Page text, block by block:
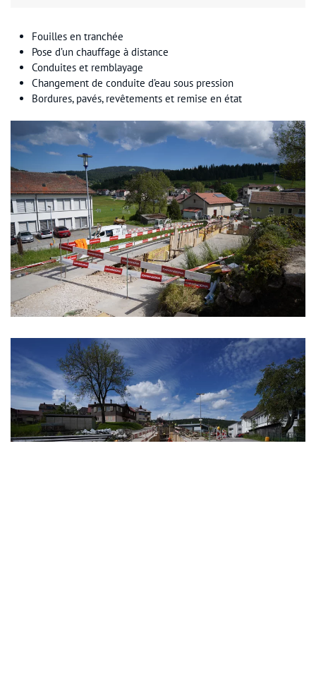
Fouilles en tranchée
Pose d’un chauffage à distance
Conduites et remblayage
Changement de conduite d’eau sous pression
Bordures, pavés, revêtements et remise en état